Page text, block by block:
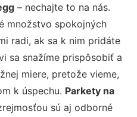
– nechajte to na nás.
množstvo spokojných
radi, ak sa k nim pridáte
sa snažíme prispôsobiť a
miere, pretože vieme,
k úspechu. Parkety na
sú aj odborné